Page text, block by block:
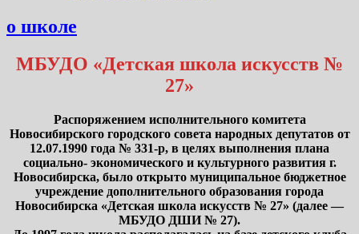
о школе
МБУДО «Детская школа искусств №
27»
Распоряжением исполнительного комитета
Новосибирского городского совета народных депутатов от
12.07.1990 года № 331-р, в целях выполнения плана
социально- экономического и культурного развития г.
Новосибирска, было открыто муниципальное бюджетное
учреждение дополнительного образования города
Новосибирска «Детская школа искусств № 27» (далее —
МБУДО ДШИ № 27).